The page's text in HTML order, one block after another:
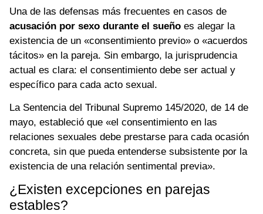
Una de las defensas más frecuentes en casos de
acusación por sexo durante el sueño es alegar la
existencia de un «consentimiento previo» o «acuerdos
tácitos» en la pareja. Sin embargo, la jurisprudencia
actual es clara: el consentimiento debe ser actual y
específico para cada acto sexual.
La Sentencia del Tribunal Supremo 145/2020, de 14 de
mayo, estableció que «el consentimiento en las
relaciones sexuales debe prestarse para cada ocasión
concreta, sin que pueda entenderse subsistente por la
existencia de una relación sentimental previa».
¿Existen excepciones en parejas
estables?